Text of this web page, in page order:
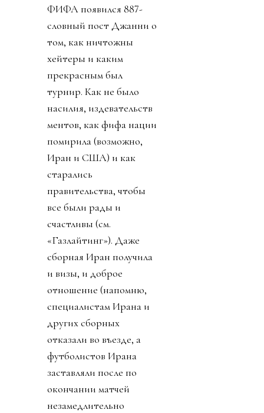
ФИФА появился 887-
словный пост Джанни о
том, как ничтожны
хейтеры и каким
прекрасным был
турнир. Как не было
насилия, издевательств
ментов, как фифа нации
помирила (возможно,
Иран и США) и как
старались
правительства, чтобы
все были рады и
счастливы (см.
«Газлайтинг»). Даже
сборная Иран получила
и визы, и доброе
отношение (напомню,
специалистам Ирана и
других сборных
отказали во въезде, а
футболистов Ирана
заставляли после по
окончании матчей
незамедлительно